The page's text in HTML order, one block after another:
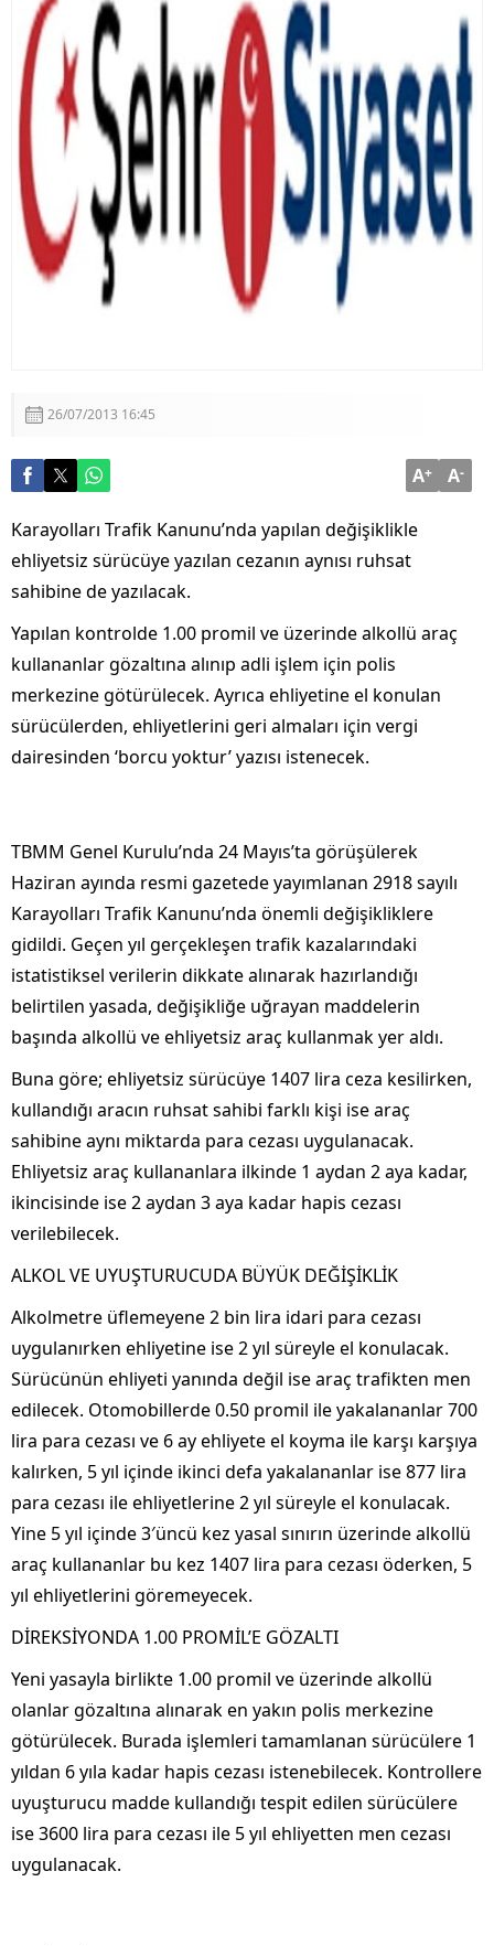
Görüşmesi
Adalet Bakanı Akın Gürlek: “Terörsüz Türkiye 86
Milyonun Ortak Hedefidir”
26/07/2013 16:45
A+ A-
Karayolları Trafik Kanunu’nda yapılan değişiklikle
ehliyetsiz sürücüye yazılan cezanın aynısı ruhsat
sahibine de yazılacak.
Yapılan kontrolde 1.00 promil ve üzerinde alkollü araç
kullananlar gözaltına alınıp adli işlem için polis
merkezine götürülecek. Ayrıca ehliyetine el konulan
sürücülerden, ehliyetlerini geri almaları için vergi
dairesinden ‘borcu yoktur’ yazısı istenecek.
TBMM Genel Kurulu’nda 24 Mayıs’ta görüşülerek
Haziran ayında resmi gazetede yayımlanan 2918 sayılı
Karayolları Trafik Kanunu’nda önemli değişikliklere
gidildi. Geçen yıl gerçekleşen trafik kazalarındaki
istatistiksel verilerin dikkate alınarak hazırlandığı
belirtilen yasada, değişikliğe uğrayan maddelerin
başında alkollü ve ehliyetsiz araç kullanmak yer aldı.
Buna göre; ehliyetsiz sürücüye 1407 lira ceza kesilirken,
kullandığı aracın ruhsat sahibi farklı kişi ise araç
sahibine aynı miktarda para cezası uygulanacak.
Ehliyetsiz araç kullananlara ilkinde 1 aydan 2 aya kadar,
ikincisinde ise 2 aydan 3 aya kadar hapis cezası
verilebilecek.
ALKOL VE UYUŞTURUCUDA BÜYÜK DEĞİŞİKLİK
Alkolmetre üflemeyene 2 bin lira idari para cezası
uygulanırken ehliyetine ise 2 yıl süreyle el konulacak.
Sürücünün ehliyeti yanında değil ise araç trafikten men
edilecek. Otomobillerde 0.50 promil ile yakalananlar 700
lira para cezası ve 6 ay ehliyete el koyma ile karşı karşıya
kalırken, 5 yıl içinde ikinci defa yakalananlar ise 877 lira
para cezası ile ehliyetlerine 2 yıl süreyle el konulacak.
Yine 5 yıl içinde 3′üncü kez yasal sınırın üzerinde alkollü
araç kullananlar bu kez 1407 lira para cezası öderken, 5
yıl ehliyetlerini göremeyecek.
DİREKSİYONDA 1.00 PROMİL’E GÖZALTI
Yeni yasayla birlikte 1.00 promil ve üzerinde alkollü
olanlar gözaltına alınarak en yakın polis merkezine
götürülecek. Burada işlemleri tamamlanan sürücülere 1
yıldan 6 yıla kadar hapis cezası istenebilecek. Kontrollere
uyuşturucu madde kullandığı tespit edilen sürücülere
ise 3600 lira para cezası ile 5 yıl ehliyetten men cezası
uygulanacak.